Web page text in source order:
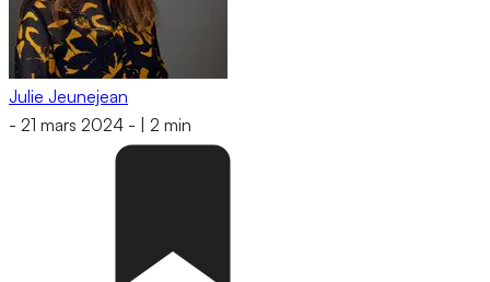
Julie Jeunejean
- 21 mars 2024 - 2 min